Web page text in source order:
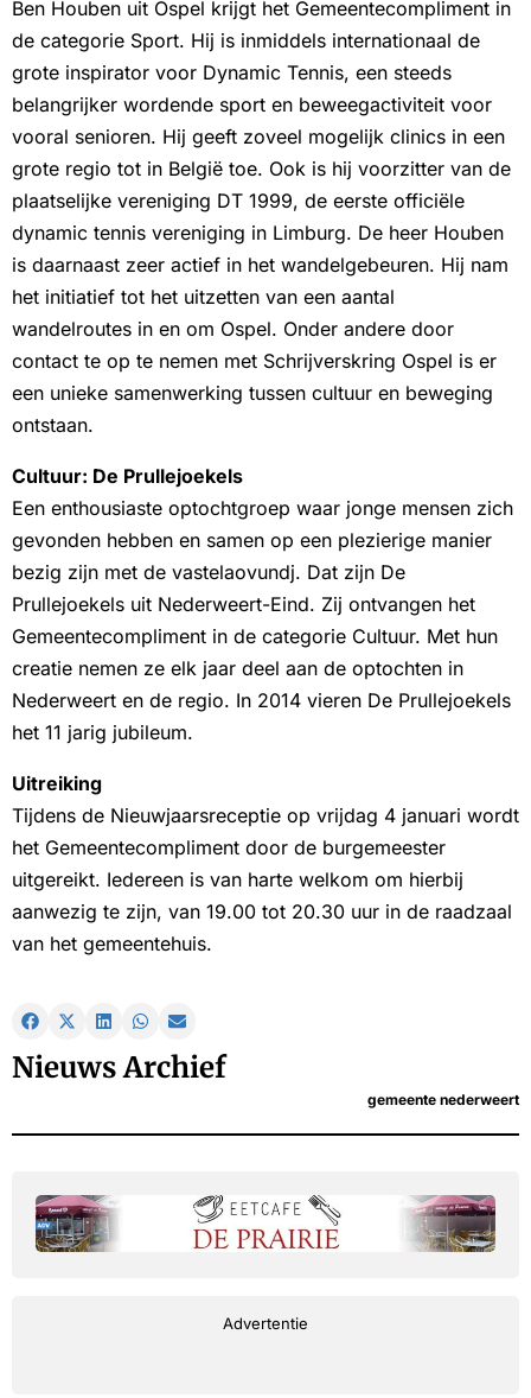
Ben Houben uit Ospel krijgt het Gemeentecompliment in
de categorie Sport. Hij is inmiddels internationaal de
grote inspirator voor Dynamic Tennis, een steeds
belangrijker wordende sport en beweegactiviteit voor
vooral senioren. Hij geeft zoveel mogelijk clinics in een
grote regio tot in België toe. Ook is hij voorzitter van de
plaatselijke vereniging DT 1999, de eerste officiële
dynamic tennis vereniging in Limburg. De heer Houben
is daarnaast zeer actief in het wandelgebeuren. Hij nam
het initiatief tot het uitzetten van een aantal
wandelroutes in en om Ospel. Onder andere door
contact te op te nemen met Schrijverskring Ospel is er
een unieke samenwerking tussen cultuur en beweging
ontstaan.
Cultuur: De Prullejoekels
Een enthousiaste optochtgroep waar jonge mensen zich
gevonden hebben en samen op een plezierige manier
bezig zijn met de vastelaovundj. Dat zijn De
Prullejoekels uit Nederweert-Eind. Zij ontvangen het
Gemeentecompliment in de categorie Cultuur. Met hun
creatie nemen ze elk jaar deel aan de optochten in
Nederweert en de regio. In 2014 vieren De Prullejoekels
het 11 jarig jubileum.
Uitreiking
Tijdens de Nieuwjaarsreceptie op vrijdag 4 januari wordt
het Gemeentecompliment door de burgemeester
uitgereikt. Iedereen is van harte welkom om hierbij
aanwezig te zijn, van 19.00 tot 20.30 uur in de raadzaal
van het gemeentehuis.
Nieuws Archief
gemeente nederweert
Advertentie